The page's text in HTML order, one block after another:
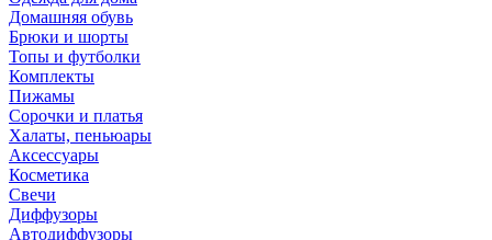
Домашняя обувь
Брюки и шорты
Топы и футболки
Комплекты
Пижамы
Сорочки и платья
Халаты, пеньюары
Аксессуары
Косметика
Свечи
Диффузоры
Автодиффузоры